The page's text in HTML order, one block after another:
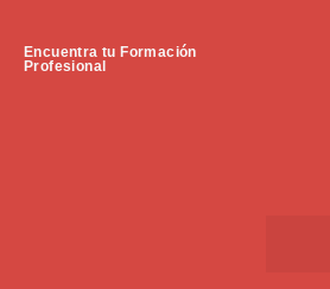
Encuentra tu Formación
Profesional